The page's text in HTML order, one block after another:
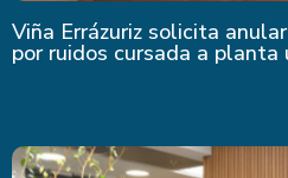
Viña Errázuriz solicita
por ruidos cursada a planta